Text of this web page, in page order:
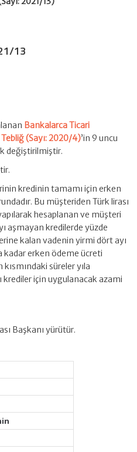
13
Bankalarca Ticari
(Sayı: 2020/4)’in 9 uncu
değiştirilmiştir.
kredinin tamamı için erken
Bu müşteriden Türk lirası
hesaplanan ve müşteri
aşmayan kredilerde yüzde
kalan vadenin yirmi dört ayı
kadar erken ödeme ücreti
süreler yıla
krediler için uygulanacak azami
Başkanı yürütür.